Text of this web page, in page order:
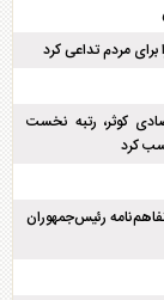
برای مردم تداعی کرد
کوثر، رتبه نخست
کرد
رئیس‌جمهوران